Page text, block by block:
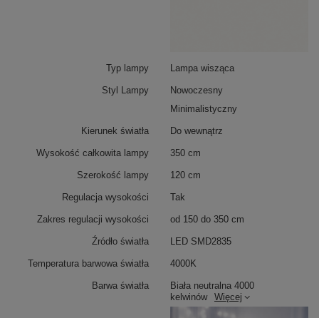
Typ lampy Lampa wisząca
Styl Lampy
Nowoczesny
Minimalistyczny
Kierunek światła Do wewnątrz
Wysokość całkowita lampy 350 cm
Szerokość lampy 120 cm
Regulacja wysokości Tak
Zakres regulacji wysokości od 150 do 350 cm
Źródło światła LED SMD2835
Temperatura barwowa światła 4000K
Barwa światła
Biała neutralna 4000
kelwinów
Więcej